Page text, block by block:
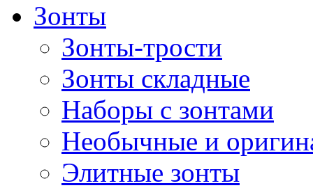
Зонты
Зонты-трости
Зонты складные
Наборы с зонтами
Необычные и
Элитные зонты